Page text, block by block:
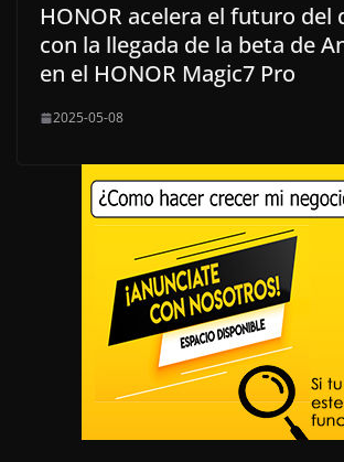
HONOR acelera el futuro del
con la llegada de la beta de
en el HONOR Magic7 Pro
2025-05-08